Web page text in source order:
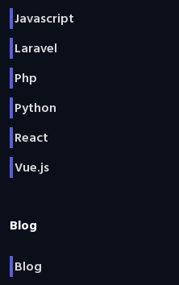
Javascript
Laravel
Php
Python
React
Vue.js
Blog
Blog